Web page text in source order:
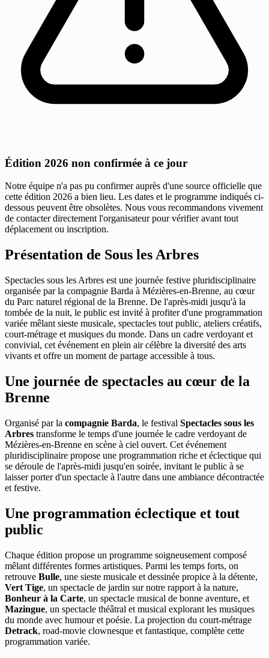
Édition 2026 non confirmée à ce jour
Notre équipe n'a pas pu confirmer auprès d'une source officielle que
cette édition 2026 a bien lieu. Les dates et le programme indiqués ci-
dessous peuvent être obsolètes. Nous vous recommandons vivement
de contacter directement l'organisateur pour vérifier avant tout
déplacement ou inscription.
Présentation de Sous les Arbres
Spectacles sous les Arbres est une journée festive pluridisciplinaire
organisée par la compagnie Barda à Mézières-en-Brenne, au cœur
du Parc naturel régional de la Brenne. De l'après-midi jusqu'à la
tombée de la nuit, le public est invité à profiter d'une programmation
variée mêlant sieste musicale, spectacles tout public, ateliers créatifs,
court-métrage et musiques du monde. Dans un cadre verdoyant et
convivial, cet événement en plein air célèbre la diversité des arts
vivants et offre un moment de partage accessible à tous.
Une journée de spectacles au cœur de la
Brenne
Organisé par la compagnie Barda, le festival Spectacles sous les
Arbres transforme le temps d'une journée le cadre verdoyant de
Mézières-en-Brenne en scène à ciel ouvert. Cet événement
pluridisciplinaire propose une programmation riche et éclectique qui
se déroule de l'après-midi jusqu'en soirée, invitant le public à se
laisser porter d'un spectacle à l'autre dans une ambiance décontractée
et festive.
Une programmation éclectique et tout
public
Chaque édition propose un programme soigneusement composé
mêlant différentes formes artistiques. Parmi les temps forts, on
retrouve Bulle, une sieste musicale et dessinée propice à la détente,
Vert Tige, un spectacle de jardin sur notre rapport à la nature,
Bonheur à la Carte, un spectacle musical de bonne aventure, et
Mazingue, un spectacle théâtral et musical explorant les musiques
du monde avec humour et poésie. La projection du court-métrage
Detrack, road-movie clownesque et fantastique, complète cette
programmation variée.